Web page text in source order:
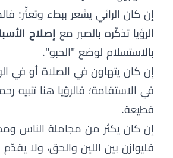
إن كان الرائي يشعر ببطء وتعثّر:
الرؤيا تذكّره بالصبر مع إصلاح
بالاستسلام لوضع "الحبو".
إن كان يتهاون في الصلاة أو في
في الاستقامة؛ فالرؤيا هنا تنبيه
قطيعة.
إن كان يكثر من مجاملة الناس
فليوازن بين اللين والحق، ولا